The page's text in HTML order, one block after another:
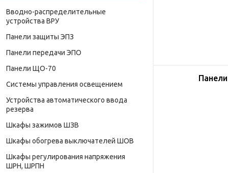
Вводно-распределительные
устройства ВРУ
Панели защиты ЭПЗ
Панели передачи ЭПО
Панели ЩО-70
Системы управления освещением
Устройства автоматического ввода
резерва
Шкафы зажимов ШЗВ
Шкафы обогрева выключателей ШОВ
Шкафы регулирования напряжения
ШРН, ШРПН